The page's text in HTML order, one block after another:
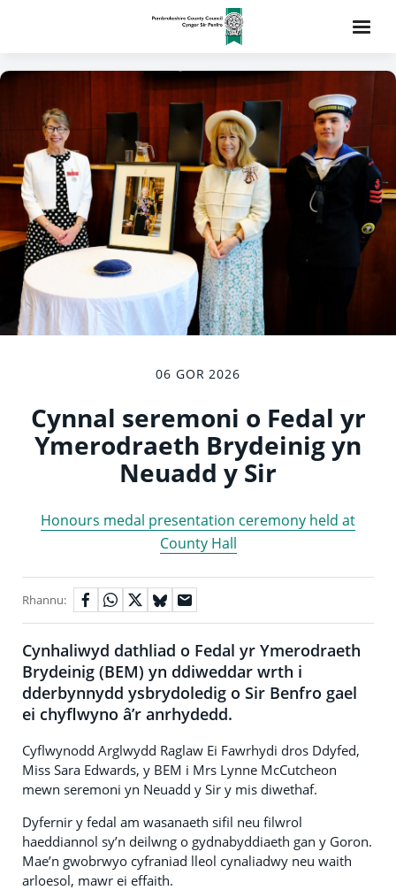
06 GOR 2026
Cynnal seremoni o Fedal yr
Ymerodraeth Brydeinig yn
Neuadd y Sir
Honours medal presentation ceremony held at
County Hall
Rhannu:
Cynhaliwyd dathliad o Fedal yr Ymerodraeth
Brydeinig (BEM) yn ddiweddar wrth i
dderbynnydd ysbrydoledig o Sir Benfro gael
ei chyflwyno â’r anrhydedd.
Cyflwynodd Arglwydd Raglaw Ei Fawrhydi dros Ddyfed,
Miss Sara Edwards, y BEM i Mrs Lynne McCutcheon
mewn seremoni yn Neuadd y Sir y mis diwethaf.
Dyfernir y fedal am wasanaeth sifil neu filwrol
haeddiannol sy’n deilwng o gydnabyddiaeth gan y Goron.
Mae’n gwobrwyo cyfraniad lleol cynaliadwy neu waith
arloesol, mawr ei effaith.